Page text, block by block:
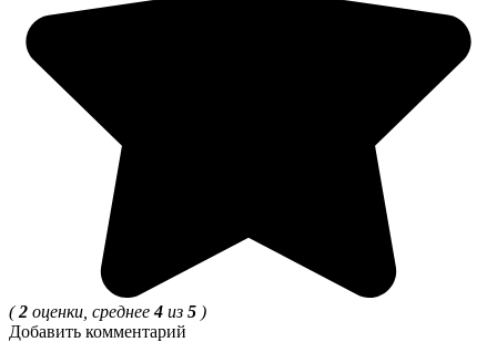
(2 оценки, среднее4 из 5 )
Добавить комментарий